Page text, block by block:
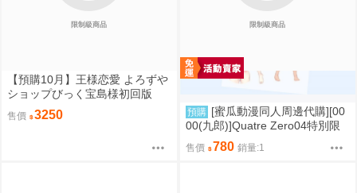
限制級商品
【預購10月】王様恋愛 よろずや
ショップびっく宝島様初回版
售價 3250
限制級商品
預購 [蜜瓜動漫同人周邊代購][00
00(九郎)]Quatre Zero04特別限
定版【メロン限定特典付】(同人
誌)
售價 780 銷量:1